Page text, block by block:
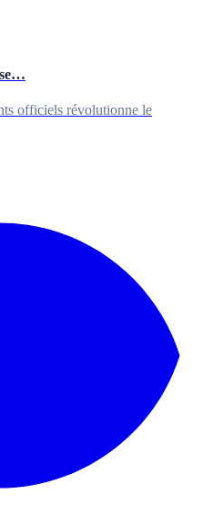
officiels révolutionne le